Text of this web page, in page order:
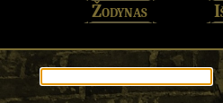
Žodynas